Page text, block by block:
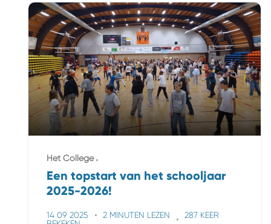
Het College
Een topstart van het schooljaar
2025-2026!
14 09 2025 2 MINUTEN LEZEN
287 KEER